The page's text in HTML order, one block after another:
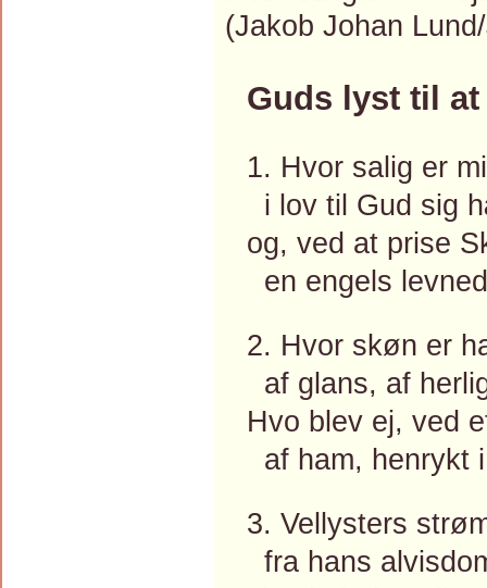
(Jakob Johan
Guds lyst til at
1. Hvor salig er
i lov til Gud sig
og, ved at prise
en engels
2. Hvor skøn er
af glans, af
Hvo blev ej, ved
af ham, henrykt
3. Vellysters
fra hans